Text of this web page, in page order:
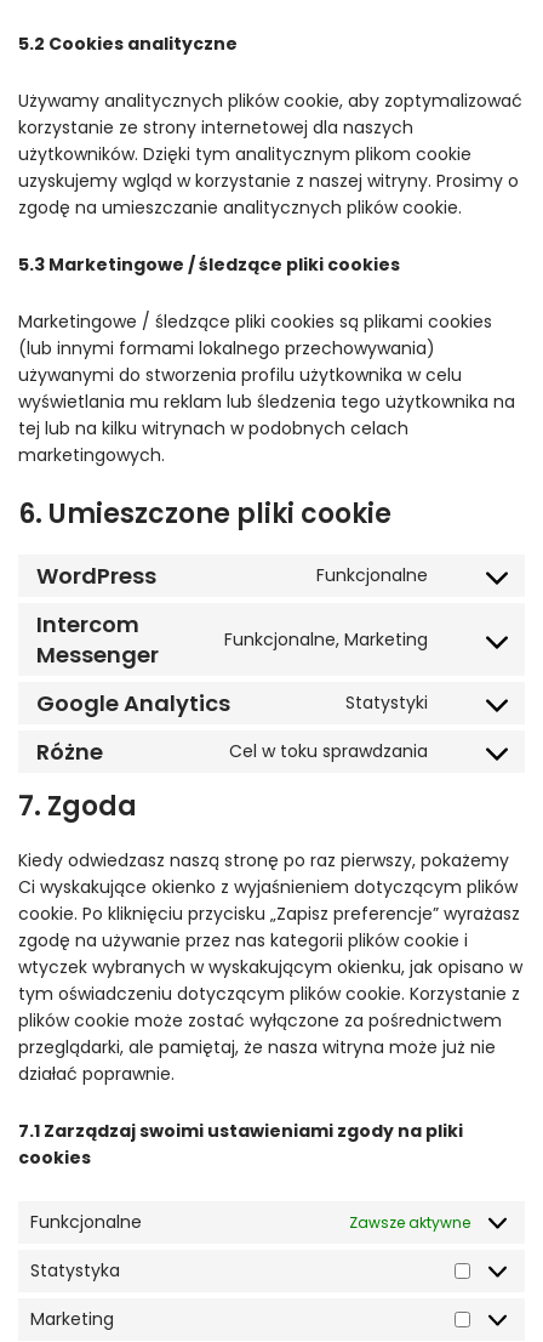
5.2 Cookies analityczne
Używamy analitycznych plików cookie, aby zoptymalizować
korzystanie ze strony internetowej dla naszych
użytkowników. Dzięki tym analitycznym plikom cookie
uzyskujemy wgląd w korzystanie z naszej witryny. Prosimy o
zgodę na umieszczanie analitycznych plików cookie.
5.3 Marketingowe / śledzące pliki cookies
Marketingowe / śledzące pliki cookies są plikami cookies
(lub innymi formami lokalnego przechowywania)
używanymi do stworzenia profilu użytkownika w celu
wyświetlania mu reklam lub śledzenia tego użytkownika na
tej lub na kilku witrynach w podobnych celach
marketingowych.
6. Umieszczone pliki cookie
WordPress Funkcjonalne
Consent
service
Intercom
Messenger
Funkcjonalne, Marketing
Consent
service
messenger
Google Analytics Statystyki
Consent
service
Różne Cel w toku sprawdzania
Consent
7. Zgoda
Kiedy odwiedzasz naszą stronę po raz pierwszy, pokażemy
Ci wyskakujące okienko z wyjaśnieniem dotyczącym plików
cookie. Po kliknięciu przycisku „Zapisz preferencje” wyrażasz
zgodę na używanie przez nas kategorii plików cookie i
wtyczek wybranych w wyskakującym okienku, jak opisano w
tym oświadczeniu dotyczącym plików cookie. Korzystanie z
plików cookie może zostać wyłączone za pośrednictwem
przeglądarki, ale pamiętaj, że nasza witryna może już nie
działać poprawnie.
7.1 Zarządzaj swoimi ustawieniami zgody na pliki
cookies
Funkcjonalne Zawsze aktywne
Statystyka
Marketing